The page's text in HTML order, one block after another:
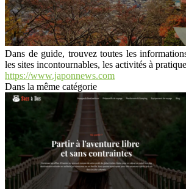
Dans de guide, trouvez toutes les
les sites incontournables, les activités à
https://www.japonnews.com
Dans la même catégorie